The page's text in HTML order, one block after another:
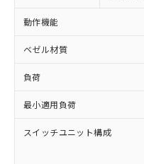
動作機能
ベゼル材質
負荷
最小適用負荷
スイッチユニット構成